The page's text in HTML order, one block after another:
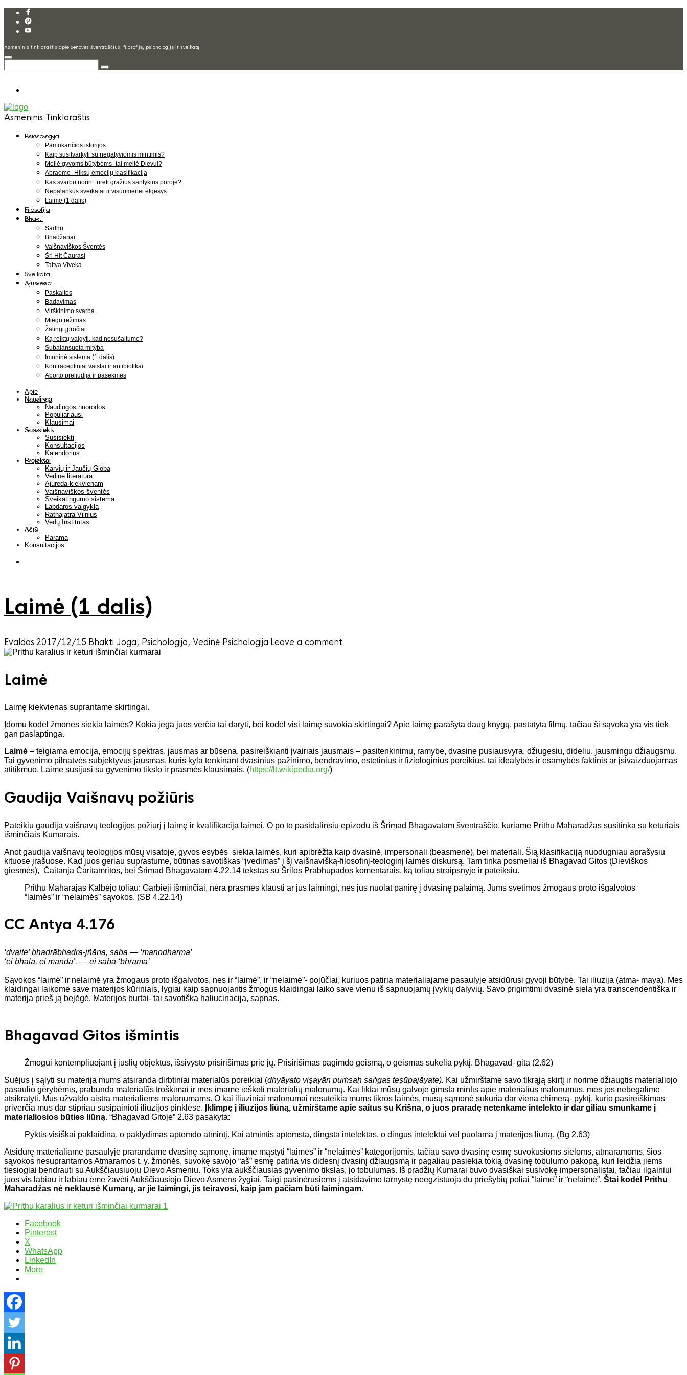
Asmeninis tinklaraštis apie senovės šventraščius, filosofiją, psichologiją ir sveikatą.
Asmeninis Tinklaraštis
Psichologija
Pamokančios istorijos
Kaip susitvarkyti su negatyviomis mintimis?
Meilė gyvoms būtybėms- tai meilė Dievui?
Abraomo- Hiksų emocijų klasifikacija
Kas svarbu norint turėti gražius santykius poroje?
Nepalankus sveikatai ir visuomenei elgesys
Laimė (1 dalis)
Filosofija
Bhakti
Sādhu
Bhadžanai
Vaišnaviškos Šventės
Šri Hit Čaurasi
Tattva Viveka
Sveikata
Ajurveda
Paskaitos
Badavimas
Virškinimo svarba
Miego rėžimas
Žalingi įpročiai
Ką reiktų valgyti, kad nesušaltume?
Subalansuota mityba
Imuninė sistema (1 dalis)
Kontraceptiniai vaistai ir antibiotikai
Aborto preliudija ir pasekmės
Apie
Naudinga
Naudingos nuorodos
Populiariausi
Klausimai
Susisiekti
Susisiekti
Konsultacijos
Kalendorius
Projektai
Karvių ir Jaučių Globa
Vedinė literatūra
Ajureda kiekvienam
Vaišnaviškos šventės
Sveikatingumo sistema
Labdaros valgykla
Rathajatra Vilnius
Vedų Institutas
Ačiū
Parama
Konsultacijos
Laimė (1 dalis)
Evaldas 2017/12/15 Bhakti Joga, Psichologija, Vedinė Psichologija Leave a comment
Laimė
Laimę kiekvienas suprantame skirtingai.
Įdomu kodėl žmonės siekia laimės? Kokia jėga juos verčia tai daryti, bei kodėl visi laimę suvokia skirtingai? Apie laimę parašyta daug knygų, pastatyta filmų, tačiau ši sąvoka yra vis tiek
gan paslaptinga.
Laimė – teigiama emocija, emocijų spektras, jausmas ar būsena, pasireiškianti įvairiais jausmais – pasitenkinimu, ramybe, dvasine pusiausvyra, džiugesiu, dideliu, jausmingu džiaugsmu.
Tai gyvenimo pilnatvės subjektyvus jausmas, kuris kyla tenkinant dvasinius pažinimo, bendravimo, estetinius ir fiziologinius poreikius, tai idealybės ir esamybės faktinis ar įsivaizduojamas
atitikmuo. Laimė susijusi su gyvenimo tikslo ir prasmės klausimais. (https://lt.wikipedia.org/)
Gaudija Vaišnavų požiūris
Pateikiu gaudija vaišnavų teologijos požiūrį į laimę ir kvalifikacija laimei. O po to pasidalinsiu epizodu iš Šrimad Bhagavatam šventraščio, kuriame Prithu Maharadžas susitinka su keturiais
išminčiais Kumarais.
Anot gaudija vaišnavų teologijos mūsų visatoje, gyvos esybės siekia laimės, kuri apibrėžta kaip dvasinė, impersonali (beasmenė), bei materiali. Šią klasifikaciją nuodugniau aprašysiu
kituose įrašuose. Kad juos geriau suprastume, būtinas savotiškas “įvedimas” į šį vaišnavišką-filosofinį-teologinį laimės diskursą. Tam tinka posmeliai iš Bhagavad Gitos (Dieviškos
giesmės), Čaitanja Čaritamritos, bei Šrimad Bhagavatam 4.22.14 tekstas su Šrilos Prabhupados komentarais, ką toliau straipsnyje ir pateiksiu.
Prithu Maharajas Kalbėjo toliau: Garbieji išminčiai, nėra prasmės klausti ar jūs laimingi, nes jūs nuolat panirę į dvasinę palaimą. Jums svetimos žmogaus proto išgalvotos
“laimės” ir “nelaimės” sąvokos. (SB 4.22.14)
CC Antya 4.176
‘dvaite’ bhadrābhadra-jñāna, saba — ‘manodharma’
‘ei bhāla, ei manda’, — ei saba ‘bhrama’
Sąvokos “laimė” ir nelaimė yra žmogaus proto išgalvotos, nes ir “laimė”, ir “nelaimė”- pojūčiai, kuriuos patiria materialiajame pasaulyje atsidūrusi gyvoji būtybė. Tai iliuzija (atma- maya). Mes
klaidingai laikome save materijos kūriniais, lygiai kaip sapnuojantis žmogus klaidingai laiko save vienu iš sapnuojamų įvykių dalyvių. Savo prigimtimi dvasinė siela yra transcendentiška ir
materija prieš ją bejėgė. Materijos burtai- tai savotiška haliucinacija, sapnas.
Bhagavad Gitos išmintis
Žmogui kontempliuojant į juslių objektus, išsivysto prisirišimas prie jų. Prisirišimas pagimdo geismą, o geismas sukelia pyktį. Bhagavad- gita (2.62)
Suėjus į sąlyti su materija mums atsiranda dirbtiniai materialūs poreikiai (dhyāyato viṣayān puṁsaḥ saṅgas teṣūpajāyate). Kai užmirštame savo tikrąją skirtį ir norime džiaugtis materialiojo
pasaulio gėrybėmis, prabunda materialūs troškimai ir mes imame ieškoti materialių malonumų. Kai tiktai mūsų galvoje gimsta mintis apie materialius malonumus, mes jos nebegalime
atsikratyti. Mus užvaldo aistra materialiems malonumams. O kai iliuziniai malonumai nesuteikia mums tikros laimės, mūsų sąmonė sukuria dar viena chimerą- pyktį, kurio pasireiškimas
priverčia mus dar stipriau susipainioti iliuzijos pinklėse.
Įklimpę į iliuzijos liūną, užmirštame apie saitus su Krišna, o juos praradę netenkame intelekto ir dar giliau smunkame į
materialiosios būties liūną. “Bhagavad Gitoje” 2.63 pasakyta:
Pyktis visiškai paklaidina, o paklydimas aptemdo atmintį. Kai atmintis aptemsta, dingsta intelektas, o dingus intelektui vėl puolama į materijos liūną. (Bg 2.63)
Atsidūrę materialiame pasaulyje prarandame dvasinę sąmonę, imame mąstyti “laimės” ir “nelaimės” kategorijomis, tačiau savo dvasinę esmę suvokusioms sieloms, atmaramoms, šios
sąvokos nesuprantamos Atmaramos t. y. žmonės, suvokę savojo “aš” esmę patiria vis didesnį dvasinį džiaugsmą ir pagaliau pasiekia tokią dvasinę tobulumo pakopą, kuri leidžia jiems
tiesiogiai bendrauti su Aukščiausiuoju Dievo Asmeniu. Toks yra aukščiausias gyvenimo tikslas, jo tobulumas. Iš pradžių Kumarai buvo dvasiškai susivokę impersonalistai, tačiau ilgainiui
juos vis labiau ir labiau ėmė žavėti Aukščiausiojo Dievo Asmens žygiai. Taigi pasinėrusiems į atsidavimo tarnystę neegzistuoja du priešybių poliai “laimė” ir “nelaimė”. Štai kodėl Prithu
Maharadžas nė neklausė Kumarų, ar jie laimingi, jis teiravosi, kaip jam pačiam būti laimingam.
Facebook
Pinterest
X
WhatsApp
LinkedIn
More